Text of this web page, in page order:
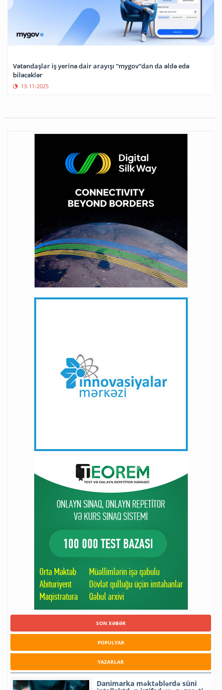
Vətəndaşlar iş yerinə dair arayışı “mygov”dan da əldə edə
biləcəklər
13-11-2025
SON XƏBƏR
POPULYAR
YAZARLAR
Danimarka məktəblərdə süni